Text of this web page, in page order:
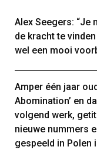
Alex Seegers: “Je
de kracht te
wel een mooi
Amper één jaar
Abomination’ en
volgend werk,
nieuwe nummers
gespeeld in Polen